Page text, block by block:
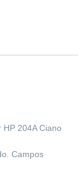
HP 204A Ciano
Campos